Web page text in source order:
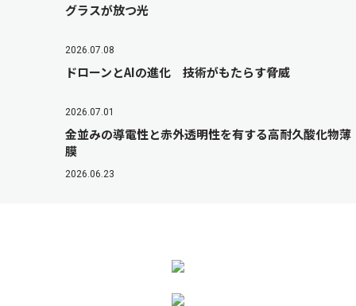
グラスが放つ光
2026.07.08
ドローンとAIの進化 技術がもたらす脅威
2026.07.01
金並みの導電性と赤外透明性を有する高耐久酸化物薄
膜
2026.06.23